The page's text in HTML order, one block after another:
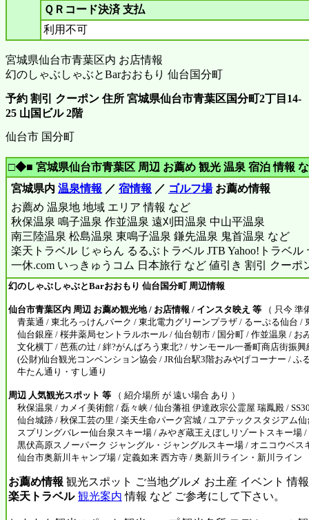
ＱＲコード決済 支払
利用不可
宮城県仙台市青葉区内 お店情報
幻のしゃぶしゃぶとBarおおもり 仙台国分町
予約 割引 クーポン 住所 宮城県仙台市青葉区国分町2丁目14-
25 山国ビル 2階
仙台市 国分町
□◆■ 宮城県仙台市青葉区 周辺 お薦め 観光 温泉 宿泊 情報
宮城県内 温泉情報 ／ 宿情報 ／ ゴルフ場お薦め情報
お薦め 温泉地 地域 エリア 情報 など
秋保温泉 鳴子温泉 作並温泉 遠刈田温泉 中山平温泉
南三陸温泉 松島温泉 東鳴子温泉 鎌先温泉 鬼首温泉 など
楽天トラベル じゃらん るるぶトラベル JTB Yahoo!トラベル
一休.com いっきゅうコム 日本旅行 など 値引き 割引 クーポ
幻のしゃぶしゃぶとBarおおもり 仙台国分町 周辺情報
仙台市青葉区内 周辺 お薦め観光地 / お店情報 / インスタ映え 等 （ 只今 準
青葉通 / 東北ろっけんパーク / 東北電力グリーンプラザ / るーぷる仙台 /
仙台銀座 / 桜井薬局セントラルホール / 仙台朝市 / 国分町 / 作並温泉 / お
文化横丁 / 芭蕉の辻 / 絆?がんばろう東北? / サンモール一番町商店街振興
(公財)仙台観光コンベンション協会 / JR仙台駅3階おみやげコーナー / ふ
牛たん通り・すし通り
周辺 人気観光スポット 等 （ 紹介場所 が 遠い場合 あり ）
秋保温泉 / カメイ美術館 / 磊々峡 / 仙台藩祖 伊達政宗公霊屋 瑞鳳殿 /
仙台城跡 / 秋保工芸の里 / 楽天生命パーク宮城 / ユアテックスタジアム
スプリングバレー仙台泉スキー場 / みやぎ蔵王えぼしリゾートスキー場 /
黒伏高原スノーパーク ジャングル・ジャングルスキー場 / オニコウベス
仙台市奥新川キャンプ場 / 定義如来 西方寺 / 奥新川ライン・新川ライン
お薦め情報 観光スポット ご当地グルメ お土産 イベント 情
楽天トラベル 観光案内 情報 など ご参考にして下さい。